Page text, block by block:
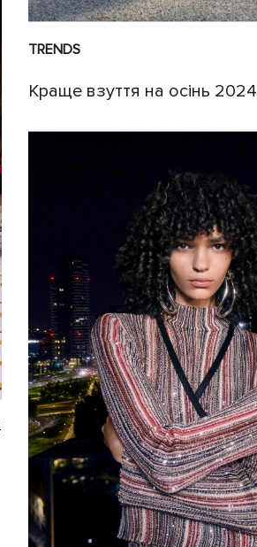
TRENDS
Краще взуття на осінь 2024